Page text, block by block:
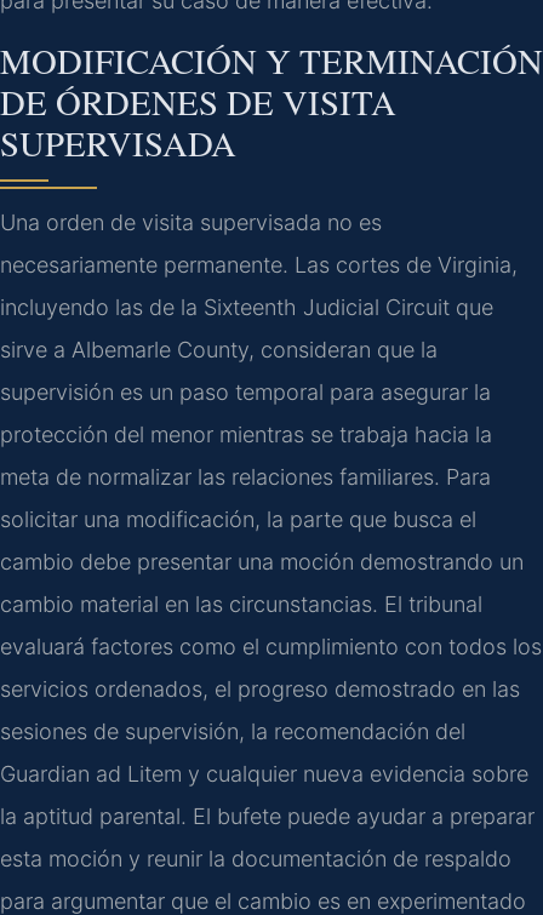
MODIFICACIÓN Y TERMINACIÓN
DE ÓRDENES DE VISITA
SUPERVISADA
Una orden de visita supervisada no es
necesariamente permanente. Las cortes de Virginia,
incluyendo las de la Sixteenth Judicial Circuit que
sirve a Albemarle County, consideran que la
supervisión es un paso temporal para asegurar la
protección del menor mientras se trabaja hacia la
meta de normalizar las relaciones familiares. Para
solicitar una modificación, la parte que busca el
cambio debe presentar una moción demostrando un
cambio material en las circunstancias. El tribunal
evaluará factores como el cumplimiento con todos los
servicios ordenados, el progreso demostrado en las
sesiones de supervisión, la recomendación del
Guardian ad Litem y cualquier nueva evidencia sobre
la aptitud parental. El bufete puede ayudar a preparar
esta moción y reunir la documentación de respaldo
para argumentar que el cambio es en experimentado